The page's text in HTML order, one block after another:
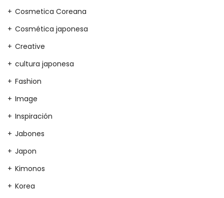
Cosmetica Coreana
Cosmética japonesa
Creative
cultura japonesa
Fashion
Image
Inspiración
Jabones
Japon
Kimonos
Korea